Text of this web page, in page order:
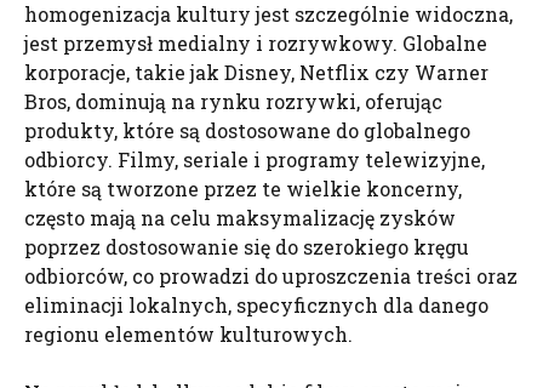
homogenizacja kultury jest szczególnie widoczna,
jest przemysł medialny i rozrywkowy. Globalne
korporacje, takie jak Disney, Netflix czy Warner
Bros, dominują na rynku rozrywki, oferując
produkty, które są dostosowane do globalnego
odbiorcy. Filmy, seriale i programy telewizyjne,
które są tworzone przez te wielkie koncerny,
często mają na celu maksymalizację zysków
poprzez dostosowanie się do szerokiego kręgu
odbiorców, co prowadzi do uproszczenia treści oraz
eliminacji lokalnych, specyficznych dla danego
regionu elementów kulturowych.